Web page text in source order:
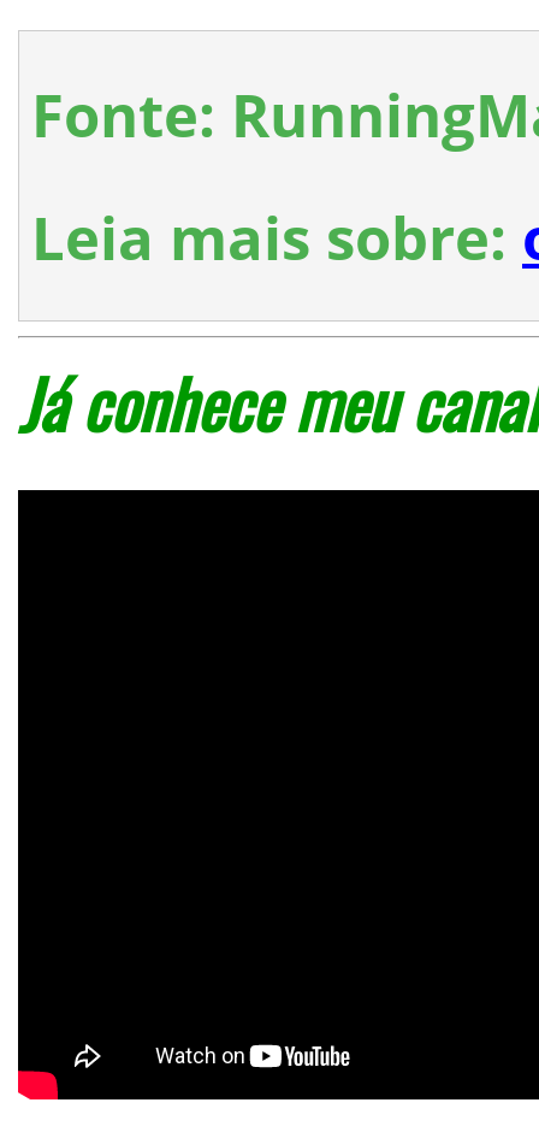
Fonte:
Leia mais sobre:
Já conhece meu